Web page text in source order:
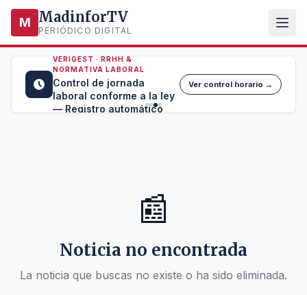
M MadinforTV
PERIÓDICO DIGITAL
VERIGEST · RRHH &
NORMATIVA LABORAL
Control de jornada
laboral conforme a la ley
— Registro automático
Ver control horario →
📰
Noticia no encontrada
La noticia que buscas no existe o ha sido eliminada.